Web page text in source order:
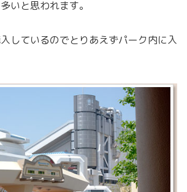
いと思われます。
しているのでとりあえずパーク内に入